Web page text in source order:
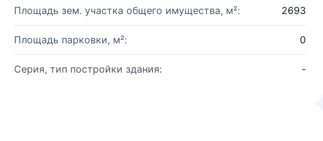
Площадь зем. участка общего имущества, м²: 2693
Площадь парковки, м²: 0
Серия, тип постройки здания: -